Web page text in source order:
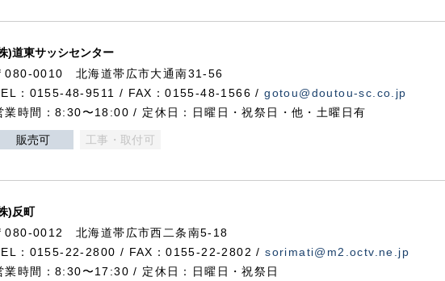
)道東サッシセンター
080-0010 北海道帯広市大通南31-56
：0155-48-9511 / FAX：0155-48-1566 /gotou@doutou-sc.co.jp
業時間：8:30〜18:00 / 定休日：日曜日・祝祭日・他・土曜日有
販売可 工事・取付可
)反町
080-0012 北海道帯広市西二条南5-18
：0155-22-2800 / FAX：0155-22-2802 /sorimati@m2.octv.ne.jp
業時間：8:30〜17:30 / 定休日：日曜日・祝祭日